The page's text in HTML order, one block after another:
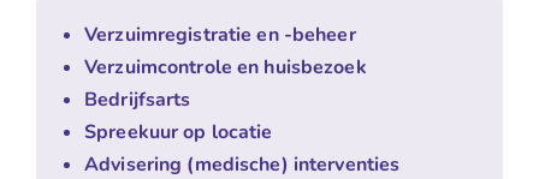
Verzuimregistratie en -beheer
Verzuimcontrole en huisbezoek
Bedrijfsarts
Spreekuur op locatie
Advisering (medische) interventies